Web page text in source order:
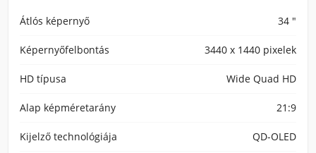
Átlós képernyő 34 "
Képernyőfelbontás 3440 x 1440 pixelek
HD típusa Wide Quad HD
Alap képméretarány 21:9
Kijelző technológiája QD-OLED